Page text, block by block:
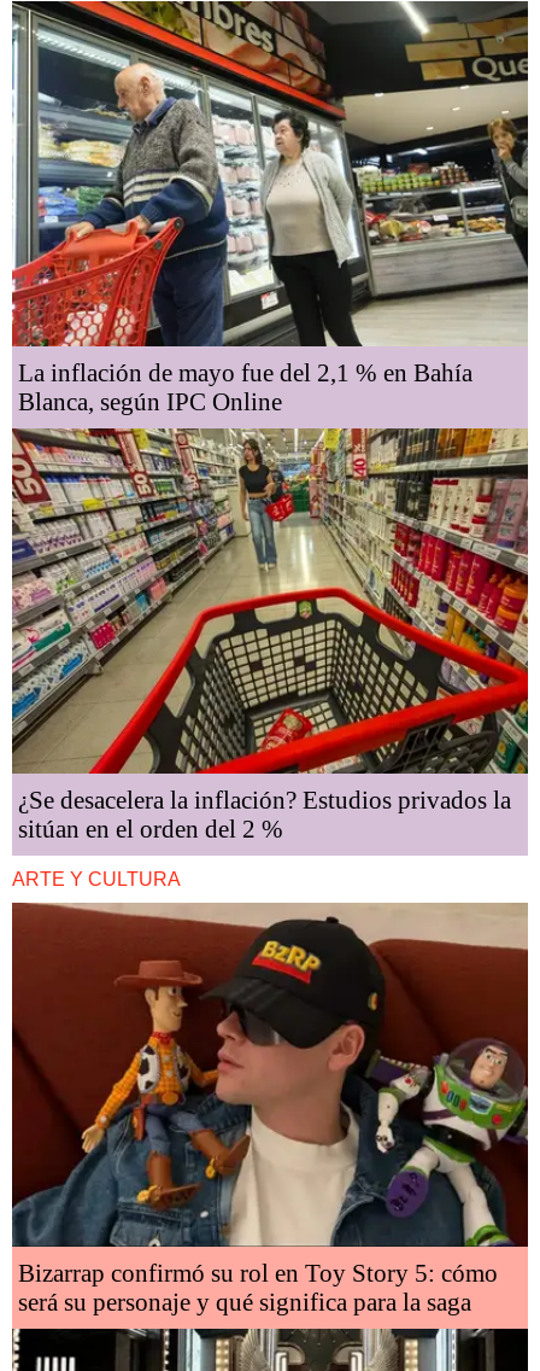
La inflación de mayo fue del 2,1 % en Bahía
Blanca, según IPC Online
¿Se desacelera la inflación? Estudios privados la
sitúan en el orden del 2 %
ARTE Y CULTURA
Bizarrap confirmó su rol en Toy Story 5: cómo
será su personaje y qué significa para la saga